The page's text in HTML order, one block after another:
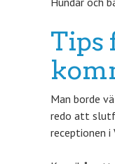
Tips
Man borde
redo att
receptionen